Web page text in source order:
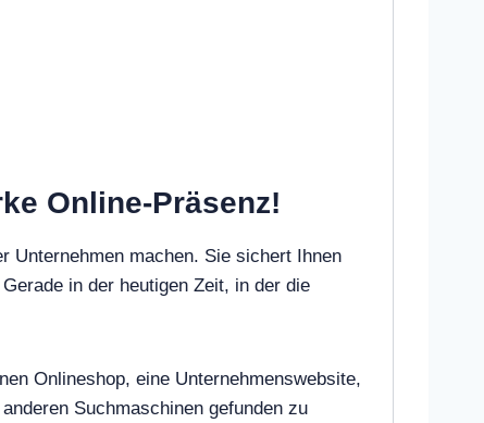
Online-Präsenz!
Unternehmen machen. Sie sichert Ihnen
in der heutigen Zeit, in der die
Onlineshop, eine Unternehmenswebsite,
Suchmaschinen gefunden zu